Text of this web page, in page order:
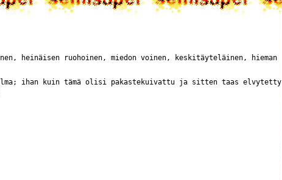
heinäisen ruohoinen, miedon voinen, keskitäyteläinen, hieman
ihan kuin tämä olisi pakastekuivattu ja sitten taas elvytetty